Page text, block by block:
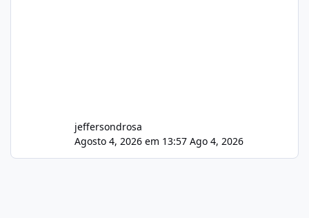
jeffersondrosa
Agosto 4, 2026 em 13:57 Ago 4, 2026